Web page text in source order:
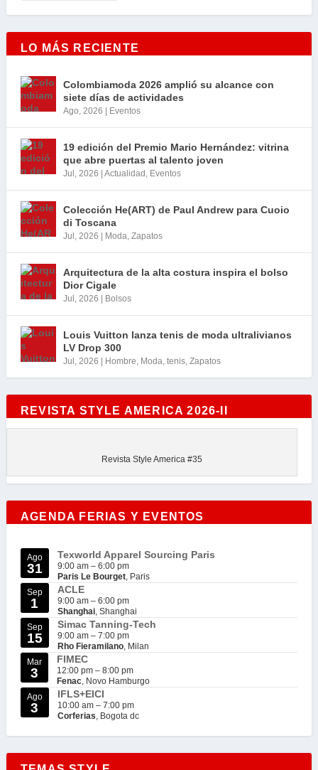
LO MÁS RECIENTE
Colombiamoda 2026 amplió su alcance con
siete días de actividades
Ago, 2026 Eventos
19 edición del Premio Mario Hernández: vitrina
que abre puertas al talento joven
Jul, 2026 Actualidad , Eventos
Colección He(ART) de Paul Andrew para Cuoio
di Toscana
Jul, 2026 Moda, Zapatos
Arquitectura de la alta costura inspira el bolso
Dior Cigale
Jul, 2026 Bolsos
Louis Vuitton lanza tenis de moda ultralivianos
LV Drop 300
Jul, 2026 Hombre, Moda, tenis, Zapatos
REVISTA STYLE AMERICA 2026-II
Revista Style America #35
AGENDA FERIAS Y EVENTOS
Ago
31
Texworld Apparel Sourcing Paris
9:00 am – 6:00 pm
Paris Le Bourget, Paris
Sep
1
ACLE
9:00 am – 6:00 pm
Shanghai, Shanghai
Sep
15
Simac Tanning-Tech
9:00 am – 7:00 pm
Rho Fieramilano, Milan
Mar
3
FIMEC
12:00 pm – 8:00 pm
Fenac, Novo Hamburgo
Ago
3
IFLS+EICI
10:00 am – 7:00 pm
Corferias, Bogota dc